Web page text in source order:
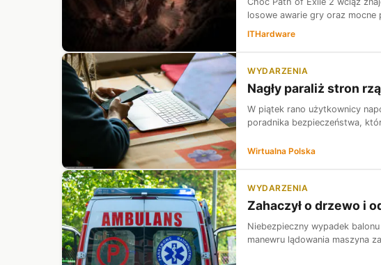
losowe awarie gry oraz mocne
ITHardware
WYDARZENIA
Nagły paraliż stron
W piątek rano użytkownicy
poradnika bezpieczeństwa,
Wirtualna Polska
WYDARZENIA
Zahaczył o drzewo i
Niebezpieczny wypadek
manewru lądowania maszyna